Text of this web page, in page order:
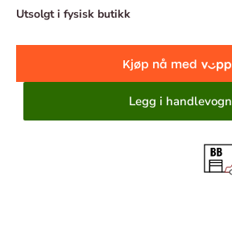
Utsolgt i fysisk butikk
Legg i handlevogn